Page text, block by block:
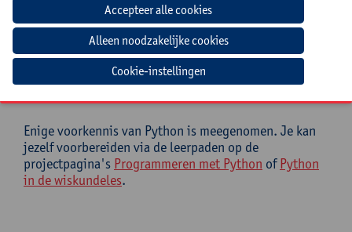
Mee te brengen door cursist
Laptop met browser
Verwachte voorbereiding door
deelnemer
Enige voorkennis van Python is meegenomen. Je kan
jezelf voorbereiden via de leerpaden op de
projectpagina's Programmeren met Python ofPython
in de wiskundeles.
Cookie-instellingen